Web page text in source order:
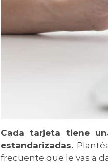
Cada tarjeta tiene
estandarizadas.
frecuente que le vas a